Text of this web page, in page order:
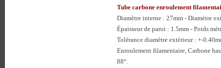
Tube carbone enroulement
Diamètre interne : 27mm - Diamètre
Épaisseur de paroi : 1.5mm - Poids
Tolérance diamètre extérieur : +-
Enroulement filamentaire, Carbone
88°.